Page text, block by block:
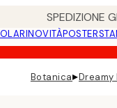
SPEDIZIONE
NOVITÀPOSTER
Botanica▸Dreamy